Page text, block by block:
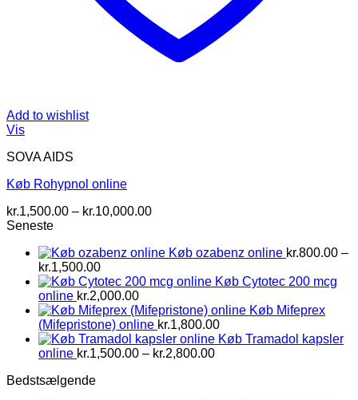
Add to wishlist
Vis
SOVA AIDS
Køb Rohypnol online
kr.1,500.00 – kr.10,000.00Prisinterval:
kr.10,000.00
Seneste
Køb ozabenz online kr.800.00 –
kr.1,500.00Prisinterval:
kr.800.00
til
kr.1,500.00
Køb Cytotec 200 mcg
online kr.2,000.00
Køb Mifeprex
(Mifepristone) online kr.1,800.00
Køb Tramadol kapsler
online kr.1,500.00 – kr.2,800.00Prisinterval:
Bedstsælgende